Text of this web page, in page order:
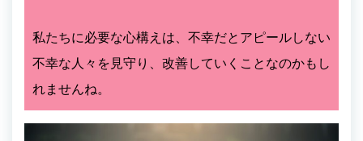
私たちに必要な心構えは、不幸だとアピールしない
不幸な人々を見守り、改善していくことなのかもし
れませんね。